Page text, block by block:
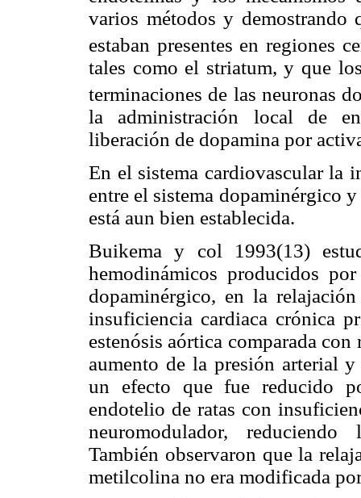
varios métodos y demostrando
estaban presentes en regiones
tales como el striatum, y que
terminaciones de las neuronas
la administración local de
liberación de dopamina por
En el sistema cardiovascular la
entre el sistema dopaminérgico
está aun bien establecida.
Buikema y col 1993(13)
hemodinámicos producidos
dopaminérgico, en la
insuficiencia cardiaca crónica
estenósis aórtica comparada
aumento de la presión arterial
un efecto que fue reducido
endotelio de ratas con
neuromodulador, reduciendo
También observaron que la
metilcolina no era modificada